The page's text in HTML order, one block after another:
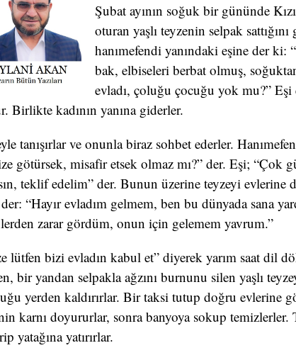
Şubat ayının soğuk bir gününde
oturan yaşlı teyzenin selpak
hanımefendi yanındaki eşine der ki:
bak, elbiseleri berbat olmuş,
evladı, çoluğu çocuğu yok mu?” Eşi
Birlikte kadının yanına giderler.
tanışırlar ve onunla biraz sohbet ederler.
götürsek, misafir etsek olmaz mı?” der. Eşi; “Çok
teklif edelim” der. Bunun üzerine teyzeyi evlerine
“Hayır evladım gelmem, ben bu dünyada sana
zarar gördüm, onun için gelemem yavrum.”
lütfen bizi evladın kabul et” diyerek yarım saat dil
bir yandan selpakla ağzını burnunu silen yaşlı
yerden kaldırırlar. Bir taksi tutup doğru evlerine
karnı doyururlar, sonra banyoya sokup temizlerler.
yatağına yatırırlar.